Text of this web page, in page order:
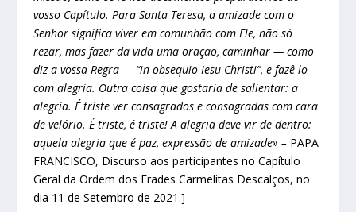
vosso Capítulo. Para Santa Teresa, a amizade com o
Senhor significa viver em comunhão com Ele, não só
rezar, mas fazer da vida uma oração, caminhar — como
diz a vossa Regra — “in obsequio Iesu Christi”, e fazê-lo
com alegria. Outra coisa que gostaria de salientar: a
alegria. É triste ver consagrados e consagradas com cara
de velório. É triste, é triste! A alegria deve vir de dentro:
aquela alegria que é paz, expressão de amizade» – PAPA
FRANCISCO, Discurso aos participantes no Capítulo
Geral da Ordem dos Frades Carmelitas Descalços, no
dia 11 de Setembro de 2021.]